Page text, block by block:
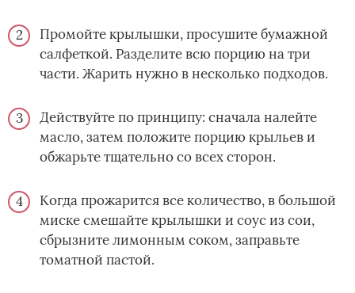
Промойте крылышки, просушите бумажной
салфеткой. Разделите всю порцию на три
части. Жарить нужно в несколько подходов.
Действуйте по принципу: сначала налейте
масло, затем положите порцию крыльев и
обжарьте тщательно со всех сторон.
Когда прожарится все количество, в большой
миске смешайте крылышки и соус из сои,
сбрызните лимонным соком, заправьте
томатной пастой.